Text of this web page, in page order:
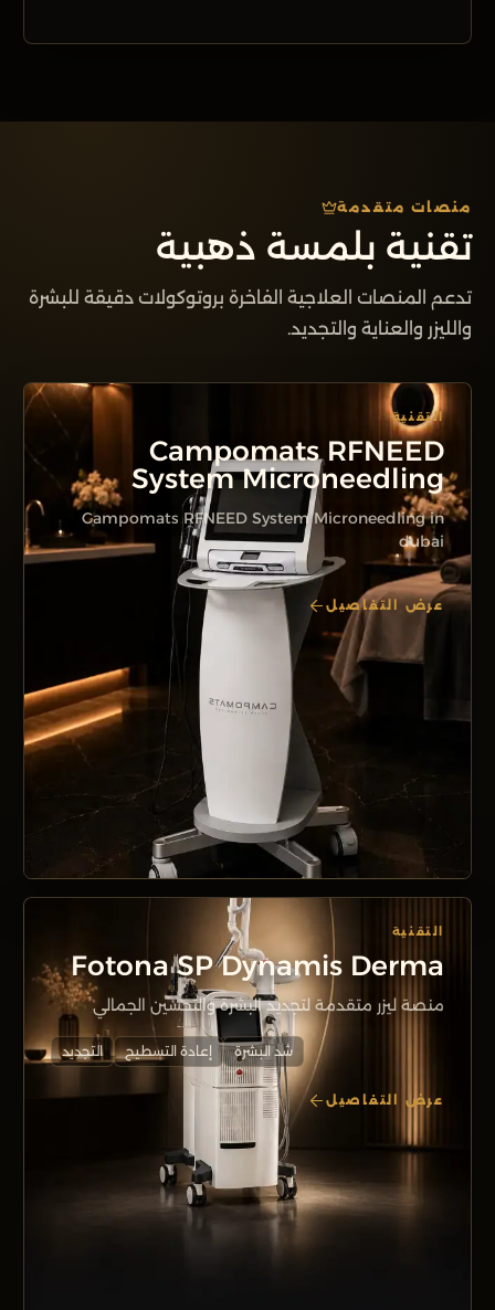
منصات متقدمة
تقنية بلمسة ذهبية
تدعم المنصات العلاجية الفاخرة بروتوكولات دقيقة للبشرة
والليزر والعناية والتجديد.
التقنية
Campomats RFNEED
System Microneedling
Campomats RFNEED System Microneedling in
dubai
عرض التفاصيل
التقنية
Fotona SP Dynamis Derma
منصة ليزر متقدمة لتجديد البشرة والتحسين الجمالي
شد البشرة إعادة التسطيح التجديد
عرض التفاصيل